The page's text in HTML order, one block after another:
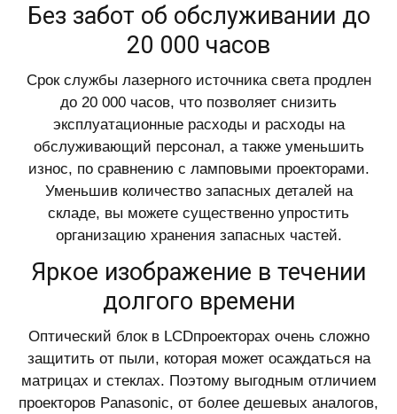
Без забот об обслуживании до
20 000 часов
Срок службы лазерного источника света продлен
до 20 000 часов, что позволяет снизить
эксплуатационные расходы и расходы на
обслуживающий персонал, а также уменьшить
износ, по сравнению с ламповыми проекторами.
Уменьшив количество запасных деталей на
складе, вы можете существенно упростить
организацию хранения запасных частей.
Яркое изображение в течении
долгого времени
Оптический блок в LCDпроекторах очень сложно
защитить от пыли, которая может осаждаться на
матрицах и стеклах. Поэтому выгодным отличием
проекторов Panasonic, от более дешевых аналогов,